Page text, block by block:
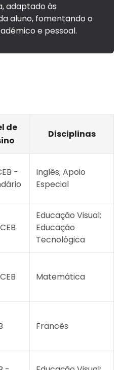
adaptado às
aluno, fomentando o
e pessoal.
de
Disciplinas
-
Inglês; Apoio
Especial
Educação Visual;
Educação
Tecnológica
Matemática
Francês